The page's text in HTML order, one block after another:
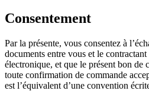
Consentement
Par la présente, vous consentez à
documents entre vous et le
électronique, et que le présent bon de
toute confirmation de commande
est l’équivalent d’une convention